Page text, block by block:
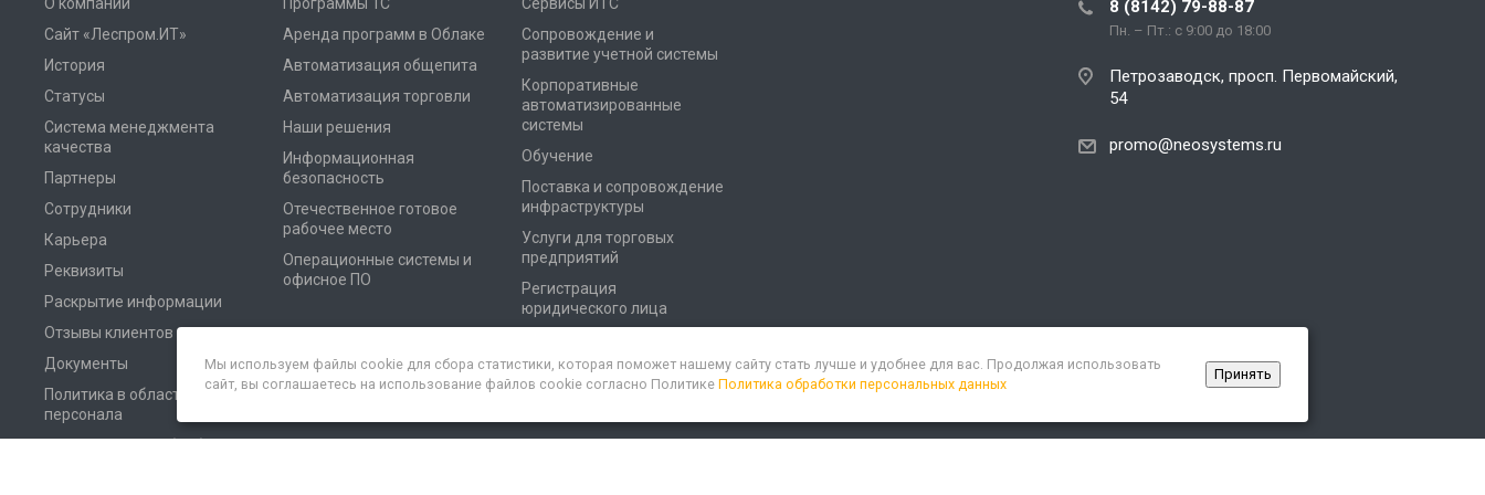
Сайт «Леспром.ИТ»
История
Статусы
Система менеджмента
качества
Партнеры
Сотрудники
Карьера
Реквизиты
Раскрытие информации
Отзывы клиентов
Документы
Политика в области
персонала
Аренда программ в Облаке
Автоматизация общепита
Автоматизация торговли
Наши решения
Информационная
безопасность
Отечественное готовое
рабочее место
Операционные системы и
офисное ПО
Сопровождение и
развитие учетной системы
Корпоративные
автоматизированные
системы
Обучение
Поставка и сопровождение
инфраструктуры
Услуги для торговых
предприятий
Регистрация
юридического лица
8 (8142) 79-88-87
Пн. – Пт.: с 9:00 до 18:00
Петрозаводск, просп. Первомайский,
54
promo@neosystems.ru
Мы используем файлы cookie для сбора статистики, которая поможет нашему сайту стать лучше и удобнее для вас. Продолжая использовать
сайт, вы соглашаетесь на использование файлов cookie согласно Политике Политика обработки персональных данных
Принять